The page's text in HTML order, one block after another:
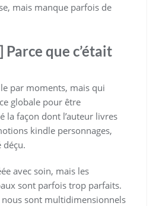
mais manque parfois de
Parce que c’était
par moments, mais qui
globale pour être
la façon dont l’auteur livres
kindle personnages,
déçu.
avec soin, mais les
sont parfois trop parfaits.
nous sont multidimensionnels